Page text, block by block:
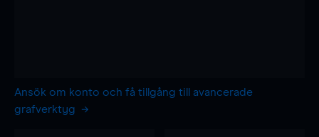
Ansök om konto och få tillgång till avancerade
grafverktyg